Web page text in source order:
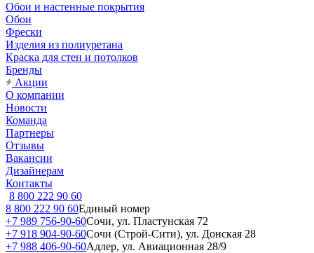
Обои и настенные покрытия
Обои
Фрески
Изделия из полиуретана
Краска для стен и потолков
Бренды
Акции
О компании
Новости
Команда
Партнеры
Отзывы
Вакансии
Дизайнерам
Контакты
8 800 222 90 60
8 800 222 90 60Единый номер
+7 989 756-90-60Сочи, ул. Пластунская 72
+7 918 904-90-60Сочи (Строй-Сити), ул. Донская 28
+7 988 406-90-60Адлер, ул. Авиационная 28/9